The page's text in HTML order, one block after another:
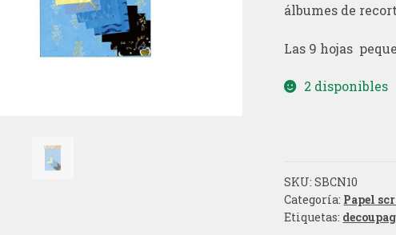
álbumes de
Las 9 hojas
2 disponibles
SKU:SBCN10
Categoría: Papel
Etiquetas: